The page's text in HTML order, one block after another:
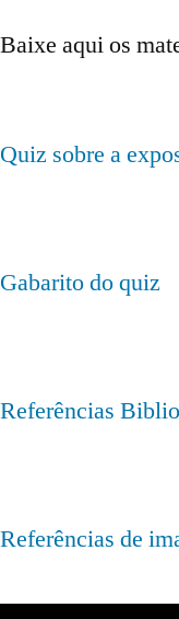
Baixe aqui os
Quiz sobre a
Gabarito do quiz
Referências
Referências de